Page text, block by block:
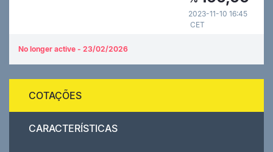
2023-11-10 16:45
CET
No longer active - 23/02/2026
COTAÇÕES
CARACTERÍSTICAS